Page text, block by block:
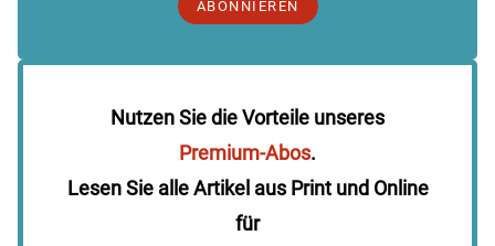
ABONNIEREN
Nutzen Sie die Vorteile unseres
Premium-Abos.
Lesen Sie alle Artikel aus Print und Online
für